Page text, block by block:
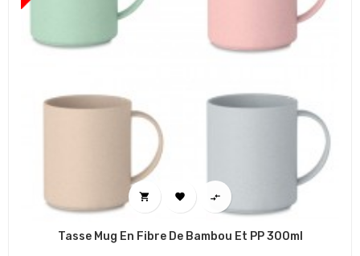
  
Tasse Mug En Fibre De Bambou Et PP 300ml